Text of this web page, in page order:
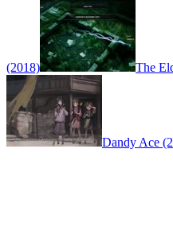
(2018) The
Dandy Ace